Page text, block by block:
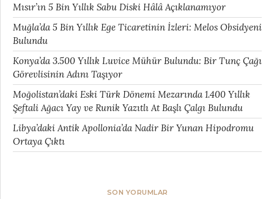
Mısır’ın 5 Bin Yıllık Sabu Diski Hâlâ Açıklanamıyor
Muğla’da 5 Bin Yıllık Ege Ticaretinin İzleri: Melos Obsidyeni
Bulundu
Konya’da 3.500 Yıllık Luvice Mühür Bulundu: Bir Tunç Çağı
Görevlisinin Adını Taşıyor
Moğolistan’daki Eski Türk Dönemi Mezarında 1.400 Yıllık
Şeftali Ağacı Yay ve Runik Yazıtlı At Başlı Çalgı Bulundu
Libya’daki Antik Apollonia’da Nadir Bir Yunan Hipodromu
Ortaya Çıktı
SON YORUMLAR